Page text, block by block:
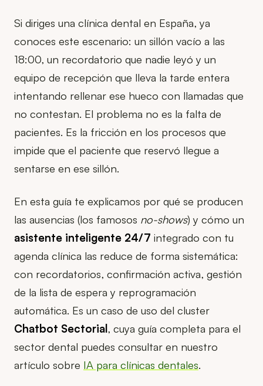
Si diriges una clínica dental en España, ya
conoces este escenario: un sillón vacío a las
18:00, un recordatorio que nadie leyó y un
equipo de recepción que lleva la tarde entera
intentando rellenar ese hueco con llamadas que
no contestan. El problema no es la falta de
pacientes. Es la fricción en los procesos que
impide que el paciente que reservó llegue a
sentarse en ese sillón.
En esta guía te explicamos por qué se producen
las ausencias (los famosos no-shows) y cómo un
asistente inteligente 24/7 integrado con tu
agenda clínica las reduce de forma sistemática:
con recordatorios, confirmación activa, gestión
de la lista de espera y reprogramación
automática. Es un caso de uso del cluster
Chatbot Sectorial , cuya guía completa para el
sector dental puedes consultar en nuestro
artículo sobre IA para clínicas dentales